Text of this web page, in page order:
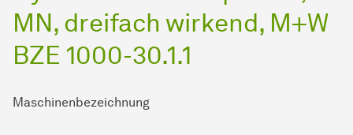
MN, dreifach wirkend, M+W
BZE 1000-30.1.1
Maschinenbezeichnung